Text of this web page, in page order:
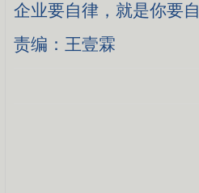
企业要自律，就是你要
责编：王壹霖